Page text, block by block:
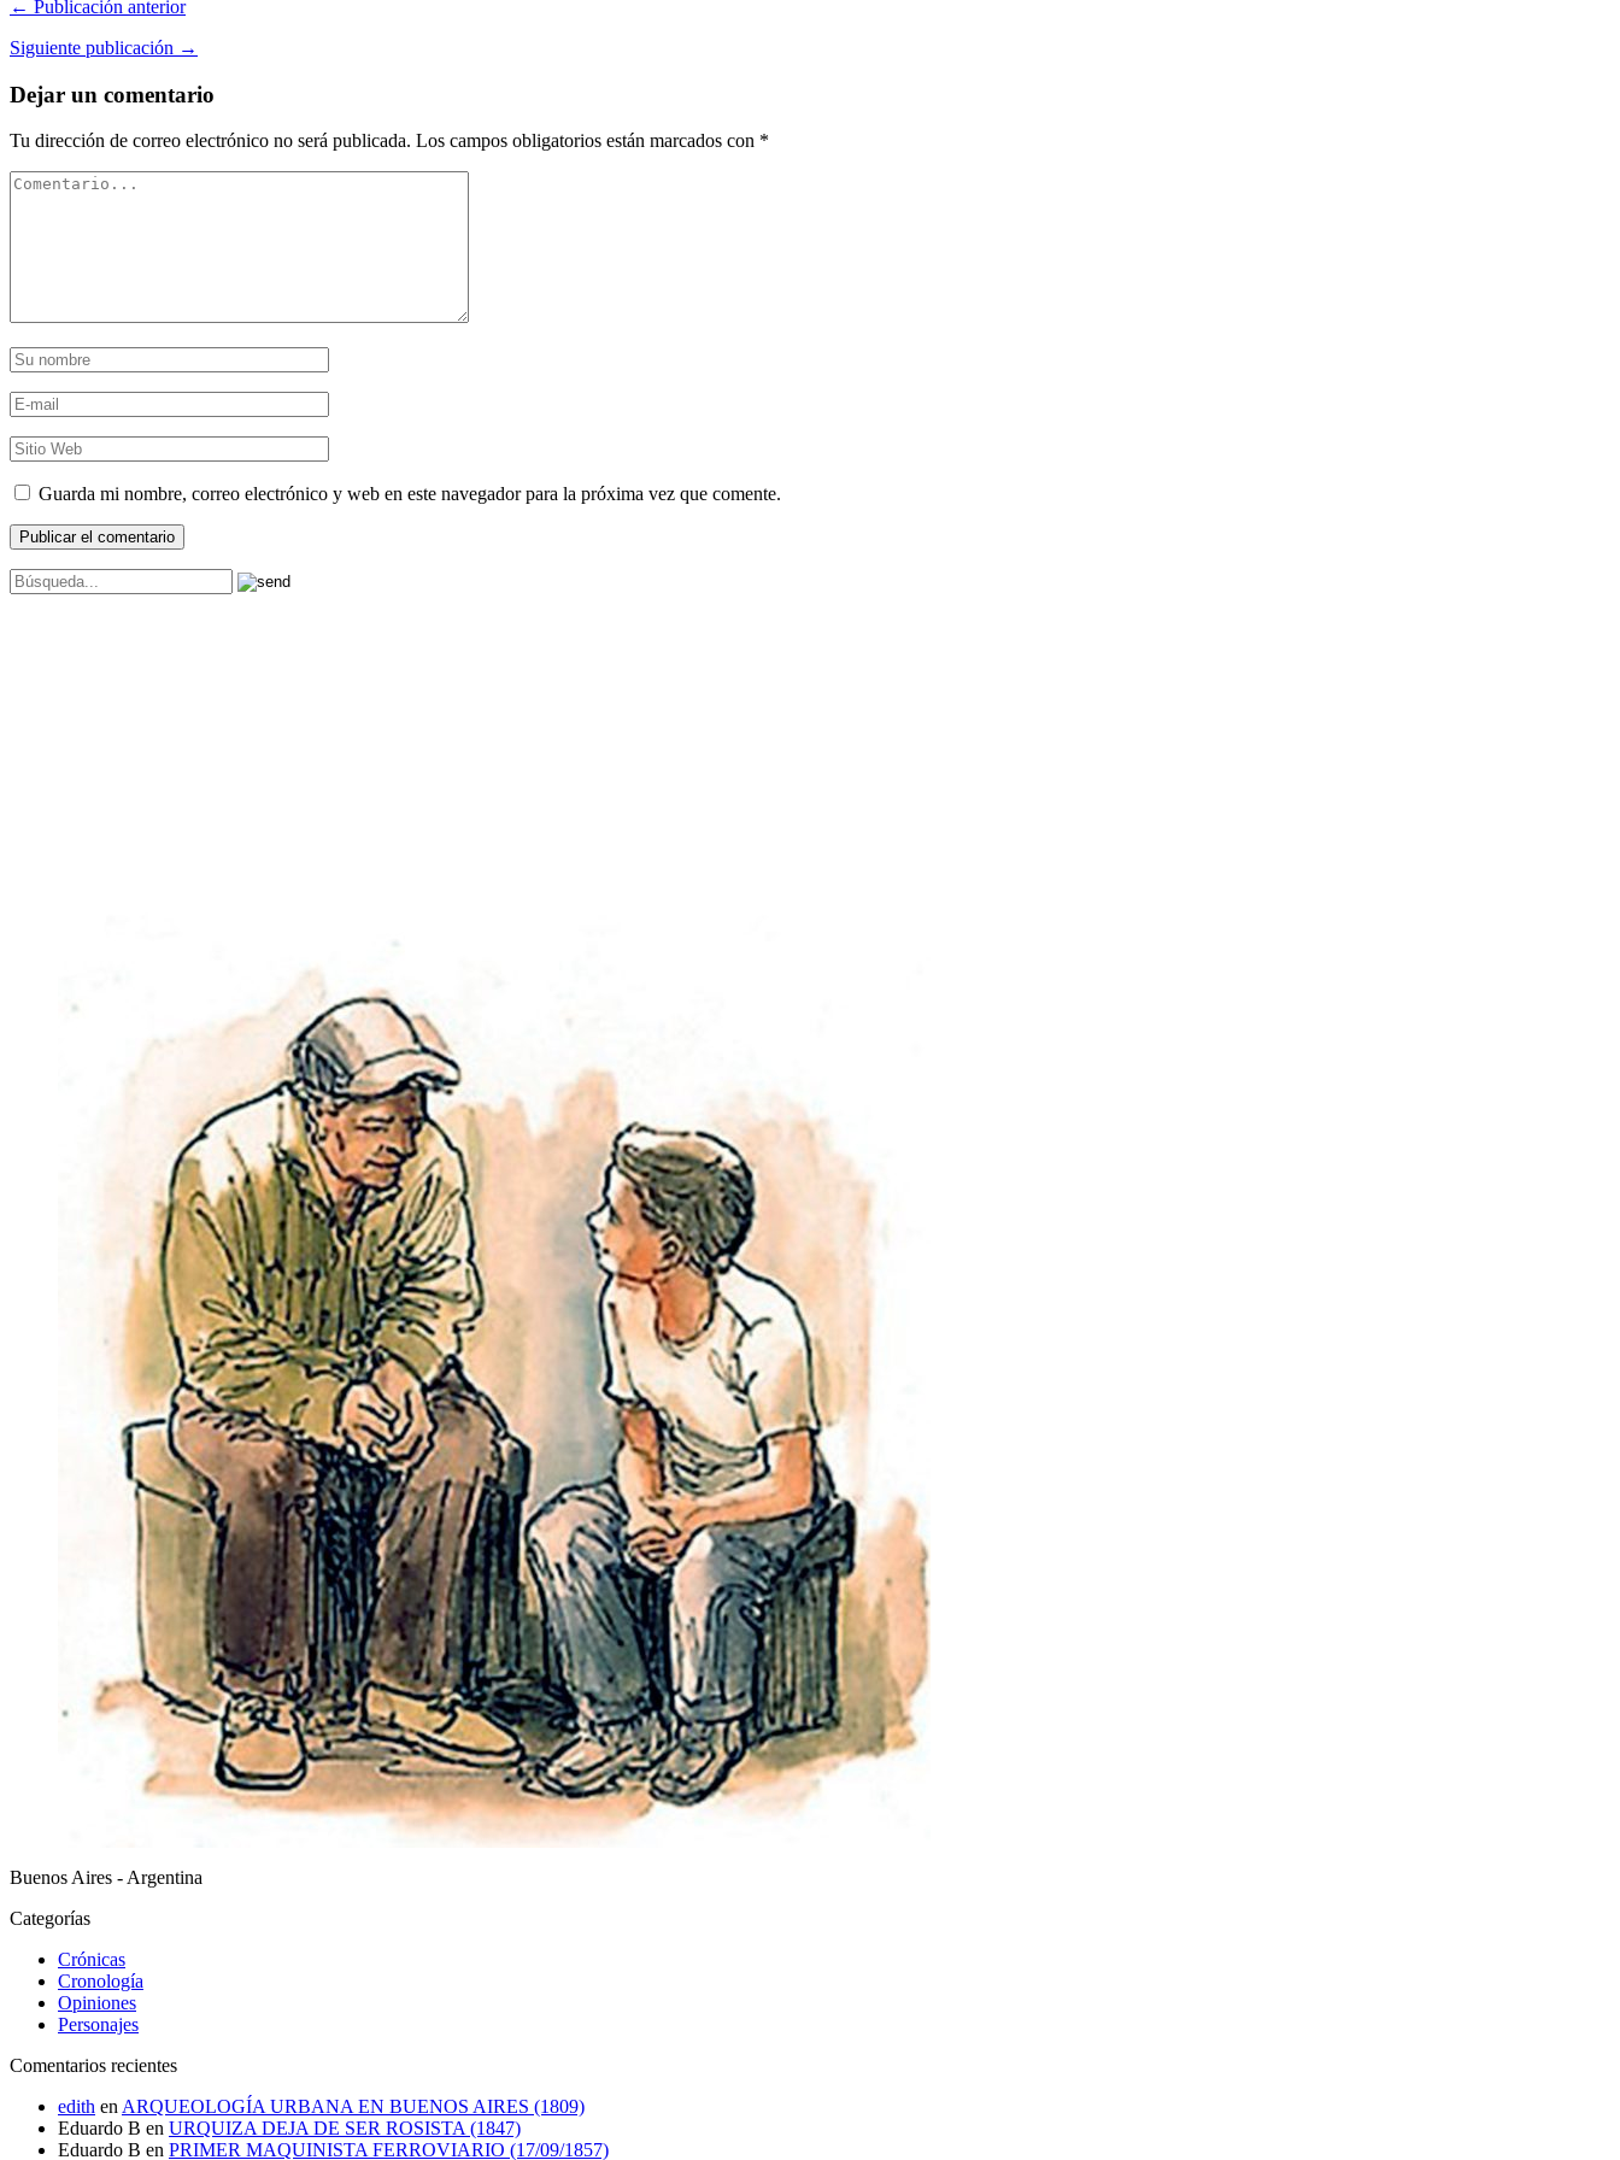
← Publicación anterior
Siguiente publicación →
Dejar un comentario
Tu dirección de correo electrónico no será publicada. Los campos obligatorios están marcados con *
Guarda mi nombre, correo electrónico y web en este navegador para la próxima vez que comente.
Buenos Aires - Argentina
Categorías
Crónicas
Cronología
Opiniones
Personajes
Comentarios recientes
edith en ARQUEOLOGÍA URBANA EN BUENOS AIRES (1809)
Eduardo B en URQUIZA DEJA DE SER ROSISTA (1847)
Eduardo B en PRIMER MAQUINISTA FERROVIARIO (17/09/1857)